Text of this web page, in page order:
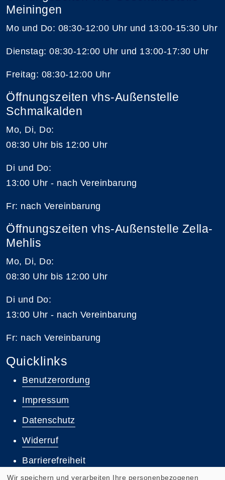
Meiningen
Mo und Do: 08:30-12:00 Uhr und 13:00-15:30 Uhr
Dienstag: 08:30-12:00 Uhr und 13:00-17:30 Uhr
Freitag: 08:30-12:00 Uhr
Öffnungszeiten vhs-Außenstelle
Schmalkalden
Mo, Di, Do:
08:30 Uhr bis 12:00 Uhr
Di und Do:
13:00 Uhr - nach Vereinbarung
Fr: nach Vereinbarung
Öffnungszeiten vhs-Außenstelle Zella-
Mehlis
Mo, Di, Do:
08:30 Uhr bis 12:00 Uhr
Di und Do:
13:00 Uhr - nach Vereinbarung
Fr: nach Vereinbarung
Quicklinks
Benutzerordung
Impressum
Datenschutz
Widerruf
Barrierefreiheit
Wir speichern und verarbeiten Ihre personenbezogenen